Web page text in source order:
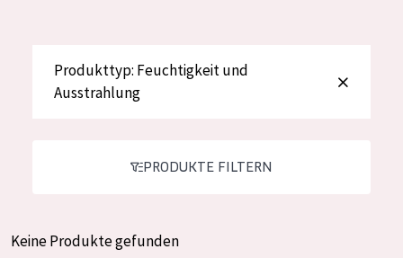
Hautregeneration
Hautstraffung
GreekProdukttyp: Feuchtigkeit und
Ausstrahlung
PRODUKTE FILTERN
Keine Produkte gefunden